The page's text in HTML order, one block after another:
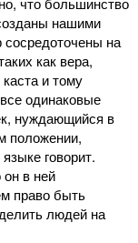
нашими
на
как вера,
и тому
одинаковые
нуждающийся в
положении,
говорит.
в ней
право быть
людей на